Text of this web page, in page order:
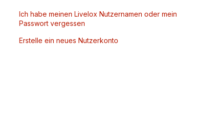
Ich habe meinen Livelox Nutzernamen oder mein
Passwort vergessen
Erstelle ein neues Nutzerkonto